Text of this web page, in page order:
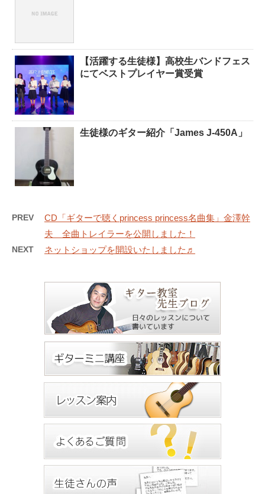
【活躍する生徒様】高校生バンドフェス
にてベストプレイヤー賞受賞
生徒様のギター紹介「James J-450A」
PREV
CD「ギターで聴くprincess princess名曲集」金澤幹
夫 全曲トレイラーを公開しました！
NEXT ネットショップを開設いたしました♬